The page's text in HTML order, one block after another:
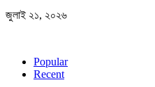
জুলাই ২১, ২০২৬
Popular
Recent